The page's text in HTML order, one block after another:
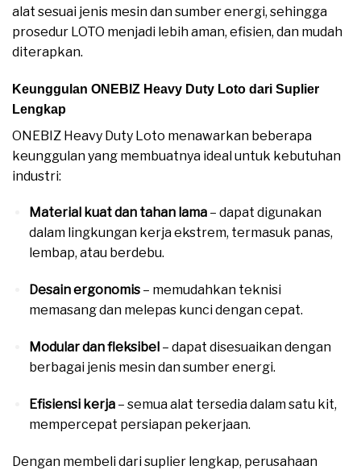
alat sesuai jenis mesin dan sumber energi, sehingga
prosedur LOTO menjadi lebih aman, efisien, dan mudah
diterapkan.
Keunggulan ONEBIZ Heavy Duty Loto dari Suplier
Lengkap
ONEBIZ Heavy Duty Loto menawarkan beberapa
keunggulan yang membuatnya ideal untuk kebutuhan
industri:
Material kuat dan tahan lama– dapat digunakan
dalam lingkungan kerja ekstrem, termasuk panas,
lembap, atau berdebu.
Desain ergonomis– memudahkan teknisi
memasang dan melepas kunci dengan cepat.
Modular dan fleksibel– dapat disesuaikan dengan
berbagai jenis mesin dan sumber energi.
Efisiensi kerja– semua alat tersedia dalam satu kit,
mempercepat persiapan pekerjaan.
Dengan membeli dari suplier lengkap, perusahaan